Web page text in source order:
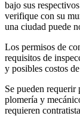
bajo sus
verifique con su
una ciudad puede
Los permisos de
requisitos de
y posibles costos
Se pueden requerir
plomería y
requieren